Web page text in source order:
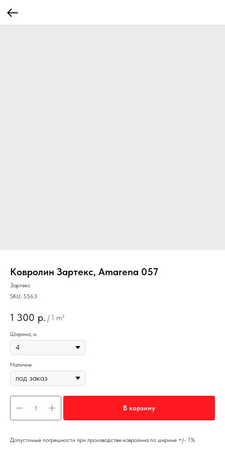
Ковролин Зартекс, Amarena 057
Зартекс
SKU: 5563
1 300 р. / 1 m²
Ширина, м
Наличие
В корзину
Допустимые погрешности при производстве ковролина по ширине +/- 1%